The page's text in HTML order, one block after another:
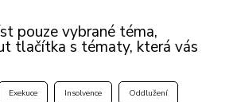
pouze vybrané téma,
tlačítka s tématy, která vás
Exekuce Insolvence Oddlužení